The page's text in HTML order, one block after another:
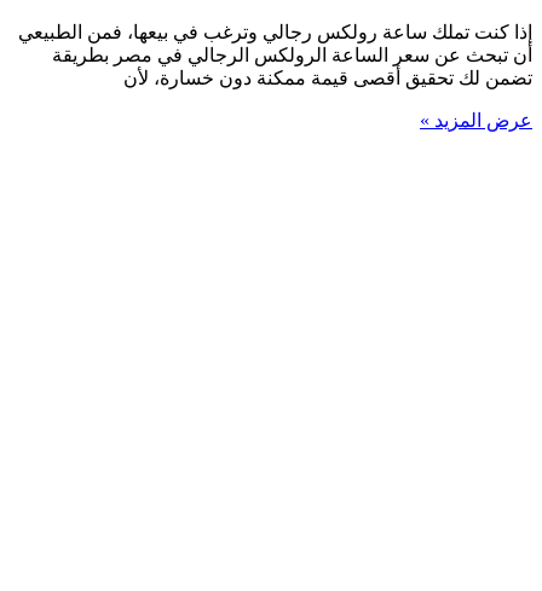
إذا كنت تملك ساعة رولكس رجالي وترغب في بيعها، فمن الطبيعي
أن تبحث عن سعر الساعة الرولكس الرجالي في مصر بطريقة
تضمن لك تحقيق أقصى قيمة ممكنة دون خسارة، لأن
عرض المزيد »